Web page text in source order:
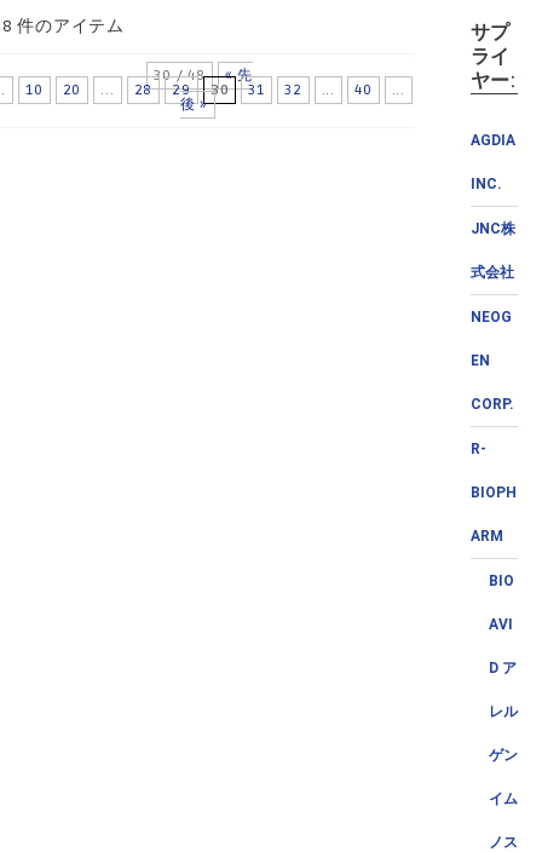
サプ
ライ
ヤー:
AGDIA
INC.
JNC株
式会社
NEOG
EN
CORP.
R-
BIOPH
ARM
BIO
AVI
D ア
レル
ゲン
イム
ノス
件のアイテム
30 / 48
« 先
10 20 ... 28 29 30 31 32 ... 40 ...
後 »